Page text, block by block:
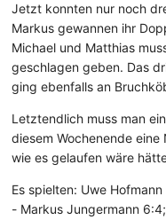
Jetzt konnten nur noch
Markus gewannen ihr
Michael und Matthias
geschlagen geben. Das
ging ebenfalls an
Letztendlich muss man
diesem Wochenende
wie es gelaufen wäre
Es spielten: Uwe
- Markus Jungermann